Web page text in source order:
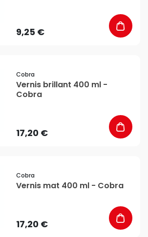
9,25 €
Cobra
Vernis brillant 400 ml -
Cobra
17,20 €
Cobra
Vernis mat 400 ml - Cobra
17,20 €